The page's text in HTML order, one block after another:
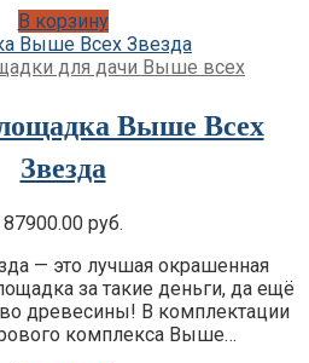
В корзину
для дачи Выше всех
Выше Всех
Звезда
87900.00 руб.
— это лучшая окрашенная
за такие деньги, да ещё
древесины! В комплектации
комплекса Выше…